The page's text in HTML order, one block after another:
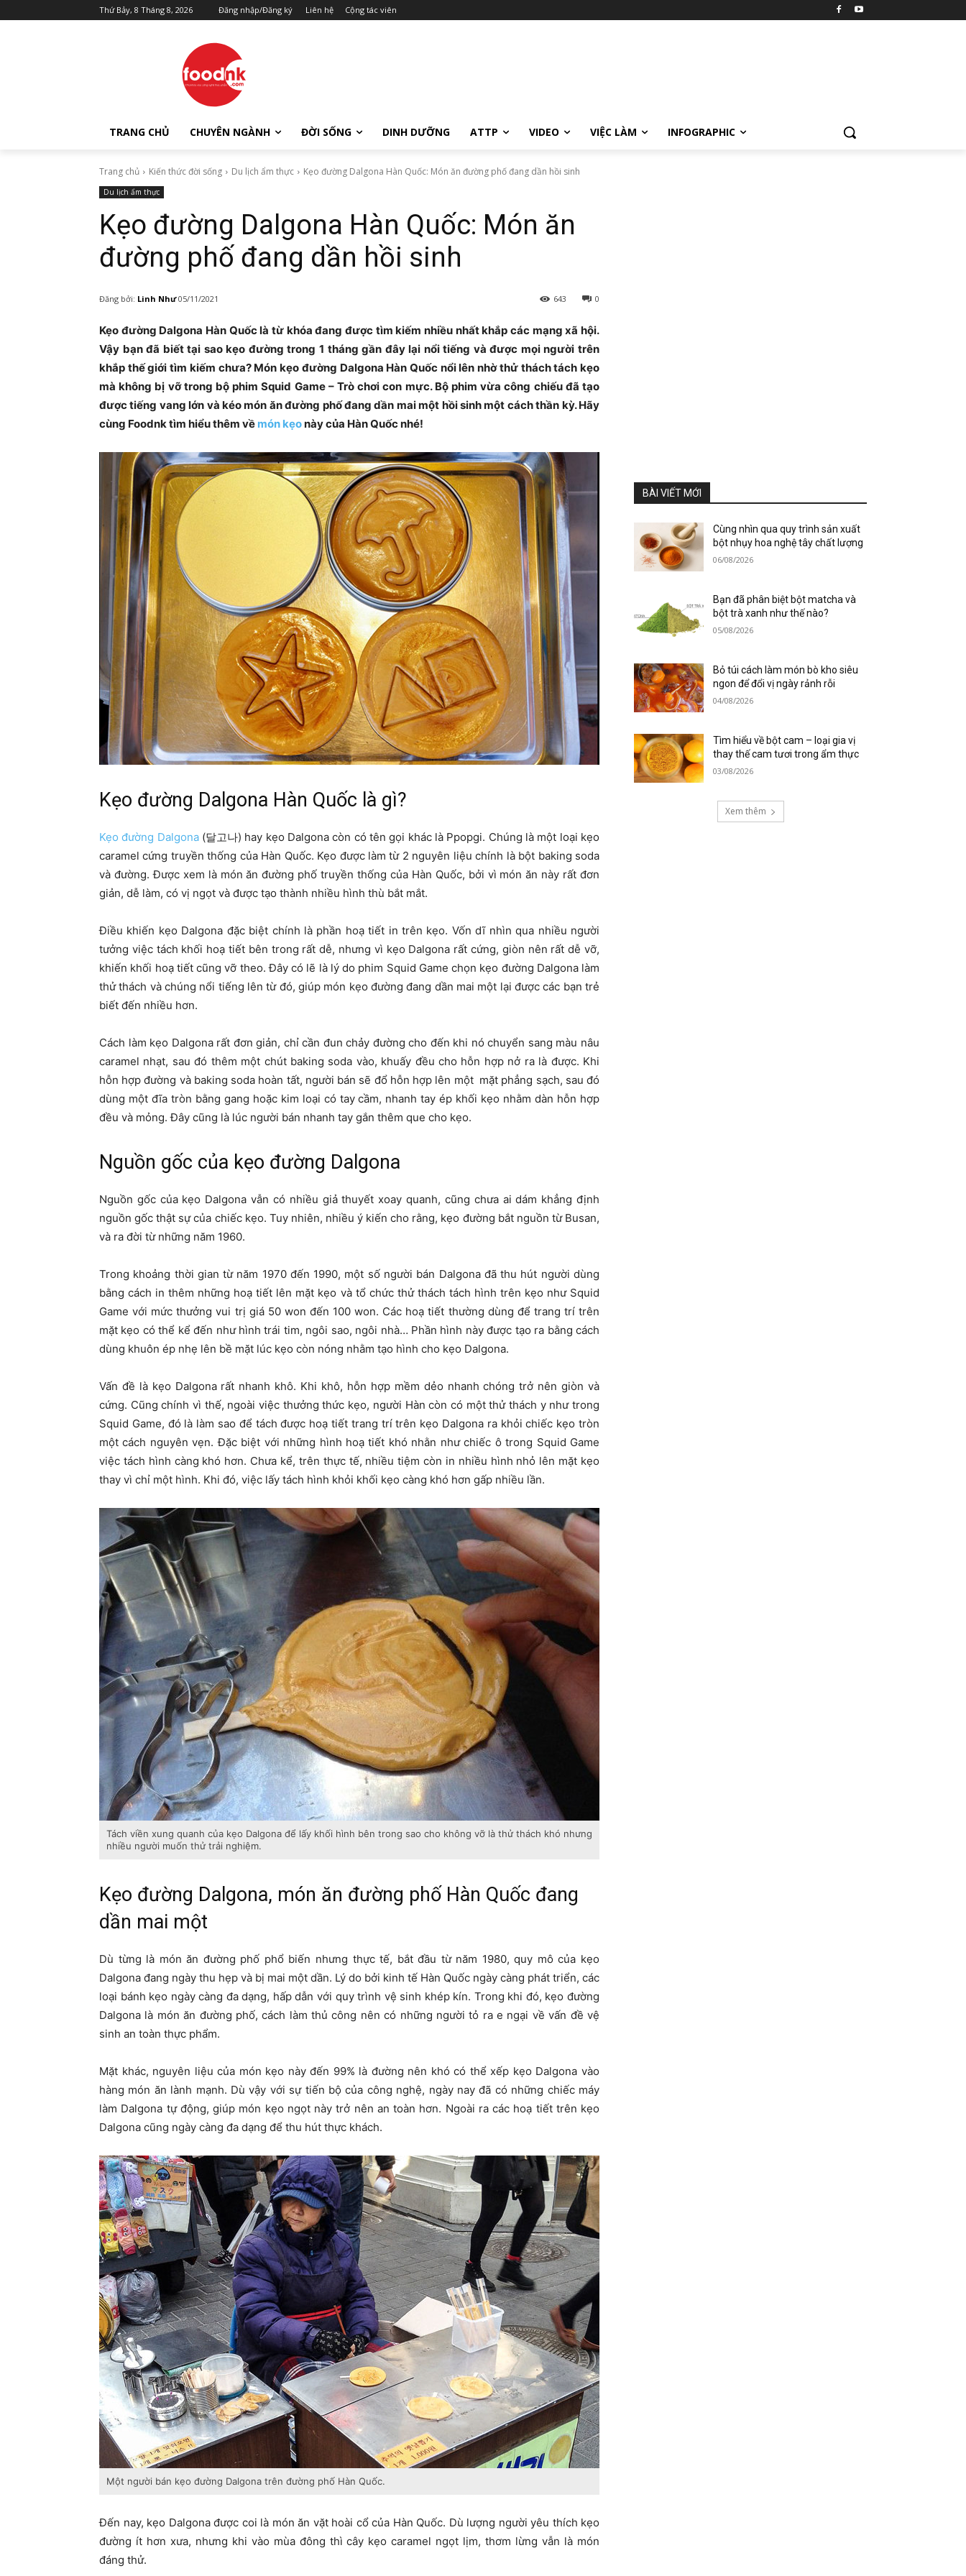
Thứ Bảy, 8 Tháng 8, 2026 Đăng nhập/Đăng ký Liên hệ Cộng tác viên
TRANG CHỦ CHUYÊN NGÀNH ĐỜI SỐNG DINH DƯỠNG ATTP VIDEO VIỆC LÀM INFOGRAPHIC
Trang chủ Kiến thức đời sống Du lịch ẩm thực Kẹo đường Dalgona Hàn Quốc: Món ăn đường phố đang dần hồi sinh
Du lịch ẩm thực
Kẹo đường Dalgona Hàn Quốc: Món ăn
đường phố đang dần hồi sinh
Đăng bởi: Linh Như 05/11/2021 0
643
Kẹo đường Dalgona Hàn Quốc là từ khóa đang được tìm kiếm nhiều nhất khắp các mạng xã hội.
Vậy bạn đã biết tại sao kẹo đường trong 1 tháng gần đây lại nổi tiếng và được mọi người trên
khắp thế giới tìm kiếm chưa? Món kẹo đường Dalgona Hàn Quốc nổi lên nhờ thử thách tách kẹo
mà không bị vỡ trong bộ phim Squid Game – Trò chơi con mực. Bộ phim vừa công chiếu đã tạo
được tiếng vang lớn và kéo món ăn đường phố đang dần mai một hồi sinh một cách thần kỳ. Hãy
cùng Foodnk tìm hiểu thêm về món kẹonày của Hàn Quốc nhé!
Kẹo đường Dalgona Hàn Quốc là gì?
Kẹo đường Dalgona(달고나) hay kẹo Dalgona còn có tên gọi khác là Ppopgi. Chúng là một loại kẹo
caramel cứng truyền thống của Hàn Quốc. Kẹo được làm từ 2 nguyên liệu chính là bột baking soda
và đường. Được xem là món ăn đường phố truyền thống của Hàn Quốc, bởi vì món ăn này rất đơn
giản, dễ làm, có vị ngọt và được tạo thành nhiều hình thù bắt mắt.
Điều khiến kẹo Dalgona đặc biệt chính là phần hoạ tiết in trên kẹo. Vốn dĩ nhìn qua nhiều người
tưởng việc tách khối hoạ tiết bên trong rất dễ, nhưng vì kẹo Dalgona rất cứng, giòn nên rất dễ vỡ,
khiến khối hoạ tiết cũng vỡ theo. Đây có lẽ là lý do phim Squid Game chọn kẹo đường Dalgona làm
thử thách và chúng nổi tiếng lên từ đó, giúp món kẹo đường đang dần mai một lại được các bạn trẻ
biết đến nhiều hơn.
Cách làm kẹo Dalgona rất đơn giản, chỉ cần đun chảy đường cho đến khi nó chuyển sang màu nâu
caramel nhạt, sau đó thêm một chút baking soda vào, khuấy đều cho hỗn hợp nở ra là được. Khi
hỗn hợp đường và baking soda hoàn tất, người bán sẽ đổ hỗn hợp lên một mặt phẳng sạch, sau đó
dùng một đĩa tròn bằng gang hoặc kim loại có tay cầm, nhanh tay ép khối kẹo nhằm dàn hỗn hợp
đều và mỏng. Đây cũng là lúc người bán nhanh tay gắn thêm que cho kẹo.
Nguồn gốc của kẹo đường Dalgona
Nguồn gốc của kẹo Dalgona vẫn có nhiều giả thuyết xoay quanh, cũng chưa ai dám khẳng định
nguồn gốc thật sự của chiếc kẹo. Tuy nhiên, nhiều ý kiến cho rằng, kẹo đường bắt nguồn từ Busan,
và ra đời từ những năm 1960.
Trong khoảng thời gian từ năm 1970 đến 1990, một số người bán Dalgona đã thu hút người dùng
bằng cách in thêm những hoạ tiết lên mặt kẹo và tổ chức thử thách tách hình trên kẹo như Squid
Game với mức thưởng vui trị giá 50 won đến 100 won. Các hoạ tiết thường dùng để trang trí trên
mặt kẹo có thể kể đến như hình trái tim, ngôi sao, ngôi nhà… Phần hình này được tạo ra bằng cách
dùng khuôn ép nhẹ lên bề mặt lúc kẹo còn nóng nhằm tạo hình cho kẹo Dalgona.
Vấn đề là kẹo Dalgona rất nhanh khô. Khi khô, hỗn hợp mềm dẻo nhanh chóng trở nên giòn và
cứng. Cũng chính vì thế, ngoài việc thưởng thức kẹo, người Hàn còn có một thử thách y như trong
Squid Game, đó là làm sao để tách được hoạ tiết trang trí trên kẹo Dalgona ra khỏi chiếc kẹo tròn
một cách nguyên vẹn. Đặc biệt với những hình hoạ tiết khó nhằn như chiếc ô trong Squid Game
việc tách hình càng khó hơn. Chưa kể, trên thực tế, nhiều tiệm còn in nhiều hình nhỏ lên mặt kẹo
thay vì chỉ một hình. Khi đó, việc lấy tách hình khỏi khối kẹo càng khó hơn gấp nhiều lần.
Tách viền xung quanh của kẹo Dalgona để lấy khối hình bên trong sao cho không vỡ là thử thách khó nhưng
nhiều người muốn thử trải nghiệm.
Kẹo đường Dalgona, món ăn đường phố Hàn Quốc đang
dần mai một
Dù từng là món ăn đường phố phổ biến nhưng thực tế, bắt đầu từ năm 1980, quy mô của kẹo
Dalgona đang ngày thu hẹp và bị mai một dần. Lý do bởi kinh tế Hàn Quốc ngày càng phát triển, các
loại bánh kẹo ngày càng đa dạng, hấp dẫn với quy trình vệ sinh khép kín. Trong khi đó, kẹo đường
Dalgona là món ăn đường phố, cách làm thủ công nên có những người tỏ ra e ngại về vấn đề vệ
sinh an toàn thực phẩm.
Mặt khác, nguyên liệu của món kẹo này đến 99% là đường nên khó có thể xếp kẹo Dalgona vào
hàng món ăn lành mạnh. Dù vậy với sự tiến bộ của công nghệ, ngày nay đã có những chiếc máy
làm Dalgona tự động, giúp món kẹo ngọt này trở nên an toàn hơn. Ngoài ra các hoạ tiết trên kẹo
Dalgona cũng ngày càng đa dạng để thu hút thực khách.
Một người bán kẹo đường Dalgona trên đường phố Hàn Quốc.
Đến nay, kẹo Dalgona được coi là món ăn vặt hoài cổ của Hàn Quốc. Dù lượng người yêu thích kẹo
đường ít hơn xưa, nhưng khi vào mùa đông thì cây kẹo caramel ngọt lịm, thơm lừng vẫn là món
đáng thử.
BÀI VIẾT MỚI
Cùng nhìn qua quy trình sản xuất
bột nhụy hoa nghệ tây chất lượng
06/08/2026
Bạn đã phân biệt bột matcha và
bột trà xanh như thế nào?
05/08/2026
Bỏ túi cách làm món bò kho siêu
ngon để đổi vị ngày rảnh rỗi
04/08/2026
Tìm hiểu về bột cam – loại gia vị
thay thế cam tươi trong ẩm thực
03/08/2026
Xem thêm